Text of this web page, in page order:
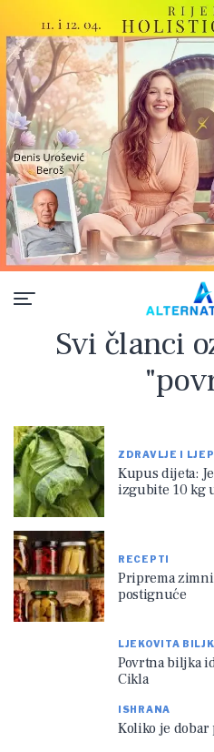
Svi članci
ZDRAVLJE I
Kupus dijeta:
izgubite 10 kg
RECEPTI
Priprema
postignuće
LJEKOVITA
Povrtna biljka
Cikla
ISHRANA
Koliko je dobar